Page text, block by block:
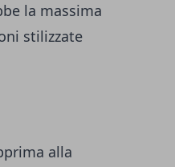
la massima
stilizzate
alla